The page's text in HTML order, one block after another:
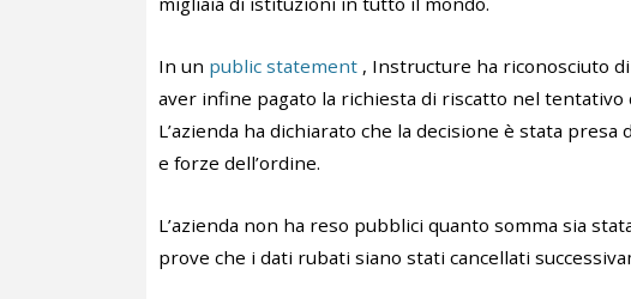
In un public statement , Instructure ha riconosciuto
aver infine pagato la richiesta di riscatto nel
L’azienda ha dichiarato che la decisione è stata
e forze dell’ordine.
L’azienda non ha reso pubblici quanto somma sia
prove che i dati rubati siano stati cancellati